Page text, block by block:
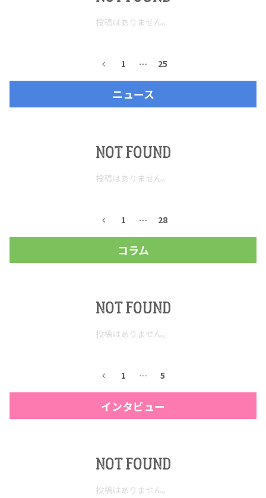
投稿はありません。
1 … 25
ニュース
NOT FOUND
投稿はありません。
1 … 28
コラム
NOT FOUND
投稿はありません。
1 … 5
インタビュー
NOT FOUND
投稿はありません。